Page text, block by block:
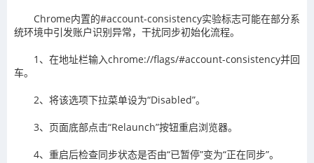
Chrome内置的#account-consistency实验标志可能在部分系
统环境中引发账户识别异常，干扰同步初始化流程。
1、在地址栏输入chrome://flags/#account-consistency并回
车。
2、将该选项下拉菜单设为“Disabled”。
3、页面底部点击“Relaunch”按钮重启浏览器。
4、重启后检查同步状态是否由“已暂停”变为“正在同步”。